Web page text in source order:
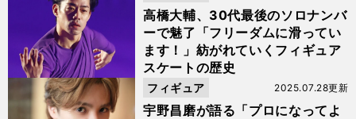
高橋大輔、30代最後のソロナンバ
ーで魅了「フリーダムに滑ってい
ます！」紡がれていくフィギュア
スケートの歴史
宇野昌磨が語る「プロになってよ
2025.07.28更新
フィギュア